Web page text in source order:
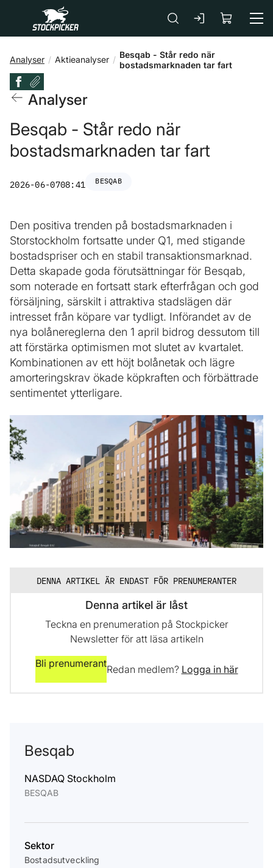
Gå till huvudinnehåll
Analyser Aktieanalyser
Besqab - Står redo när
bostadsmarknaden tar fart
Analyser
Besqab - Står redo när
bostadsmarknaden tar fart
2026-06-0708:41 BESQAB
Den positiva trenden på bostadsmarknaden i
Storstockholm fortsatte under Q1, med stigande
bostadspriser och en stabil transaktionsmarknad.
Detta skapade goda förutsättningar för Besqab,
som noterade en fortsatt stark efterfrågan och god
försäljning, särskilt i attraktiva stadslägen där
intresset från köpare var tydligt. Införandet av de
nya bolånereglerna den 1 april bidrog dessutom till
att förstärka optimismen mot slutet av kvartalet.
Kombinationen av ett höjt bolånetak och lägre
amorteringskrav ökade köpkraften och förbättrade
sentimentet ytterligare.
DENNA ARTIKEL ÄR ENDAST FÖR PRENUMERANTER
Denna artikel är låst
Teckna en prenumeration på Stockpicker
Newsletter för att läsa artikeln
Bli prenumerantRedan medlem? Logga in här
Besqab
NASDAQ Stockholm
BESQAB
Sektor
Bostadsutveckling